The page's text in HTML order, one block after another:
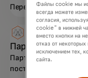
Перейти
Партнерская
Партнерская
построена на
Файлы cookie мы
всегда можете
согласия,
cookie" в нижней
вместо кнопки на
отказ от
исключением тех,
сайта.